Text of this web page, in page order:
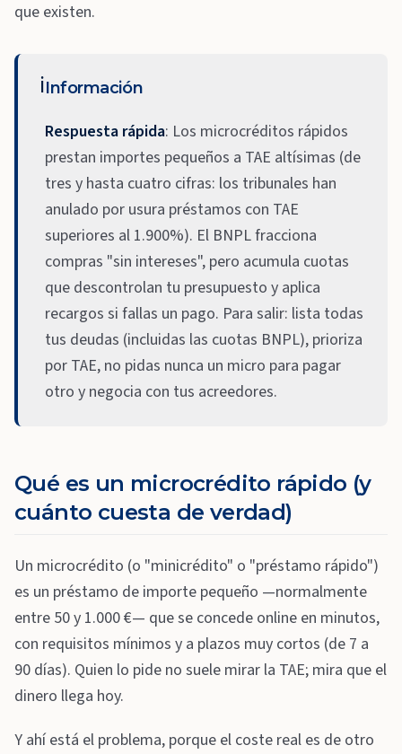
que existen.
ℹ️Información
Respuesta rápida: Los microcréditos rápidos
prestan importes pequeños a TAE altísimas (de
tres y hasta cuatro cifras: los tribunales han
anulado por usura préstamos con TAE
superiores al 1.900%). El BNPL fracciona
compras "sin intereses", pero acumula cuotas
que descontrolan tu presupuesto y aplica
recargos si fallas un pago. Para salir: lista todas
tus deudas (incluidas las cuotas BNPL), prioriza
por TAE, no pidas nunca un micro para pagar
otro y negocia con tus acreedores.
Qué es un microcrédito rápido (y
cuánto cuesta de verdad)
Un microcrédito (o "minicrédito" o "préstamo rápido")
es un préstamo de importe pequeño —normalmente
entre 50 y 1.000 €— que se concede online en minutos,
con requisitos mínimos y a plazos muy cortos (de 7 a
90 días). Quien lo pide no suele mirar la TAE; mira que el
dinero llega hoy.
Y ahí está el problema, porque el coste real es de otro